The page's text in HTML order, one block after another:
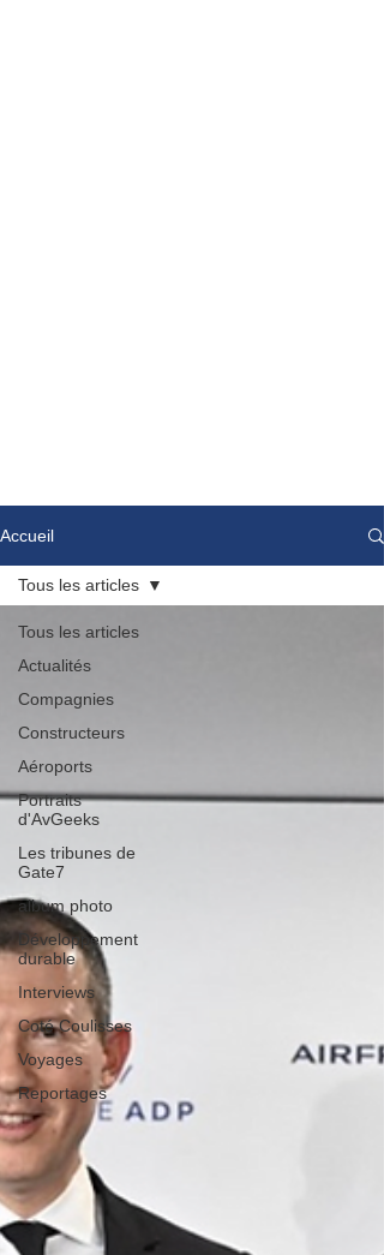
Accueil
Tous les articles
Actualités
Compagnies
Constructeurs
Aéroports
Portraits
d'AvGeeks
Les tribunes de
Gate7
album photo
Développement
durable
Interviews
Coté Coulisses
Voyages
Reportages
Tous les articles